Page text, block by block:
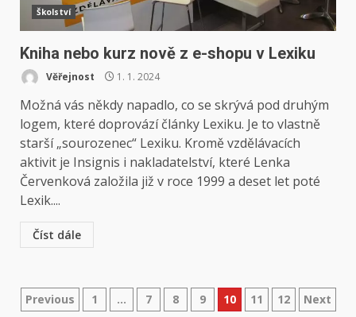
Školství
Kniha nebo kurz nově z e-shopu v Lexiku
Věřejnost 1. 1. 2024
Možná vás někdy napadlo, co se skrývá pod druhým
logem, které doprovází články Lexiku. Je to vlastně
starší „sourozenec“ Lexiku. Kromě vzdělávacích
aktivit je Insignis i nakladatelství, které Lenka
Červenková založila již v roce 1999 a deset let poté
Lexik....
Číst dále
Stránkování
Previous 1 … 7 8 9 10 11 12 Next